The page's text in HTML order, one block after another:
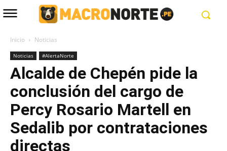
Inicio Noticias
Noticias #AlertaNorte
Alcalde de Chepén pide la
conclusión del cargo de
Percy Rosario Martell en
Sedalib por contrataciones
directas